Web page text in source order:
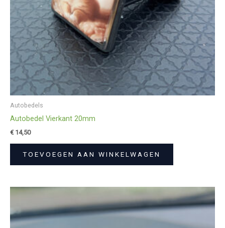
Autobedels
Autobedel Vierkant 20mm
€14,50
TOEVOEGEN AAN WINKELWAGEN